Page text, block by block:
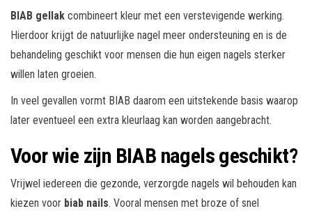
BIAB gellak combineert kleur met een verstevigende werking.
Hierdoor krijgt de natuurlijke nagel meer ondersteuning en is de
behandeling geschikt voor mensen die hun eigen nagels sterker
willen laten groeien.
In veel gevallen vormt BIAB daarom een uitstekende basis waarop
later eventueel een extra kleurlaag kan worden aangebracht.
Voor wie zijn BIAB nagels geschikt?
Vrijwel iedereen die gezonde, verzorgde nagels wil behouden kan
kiezen voor biab nails. Vooral mensen met broze of snel